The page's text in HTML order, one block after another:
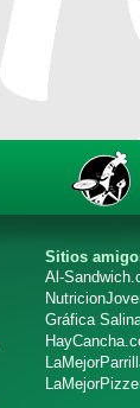
Sitios
Al-
Gráfica